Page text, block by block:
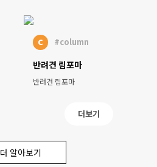
c #column
반려견 림포마
반려견 림포마
더보기
더 알아보기